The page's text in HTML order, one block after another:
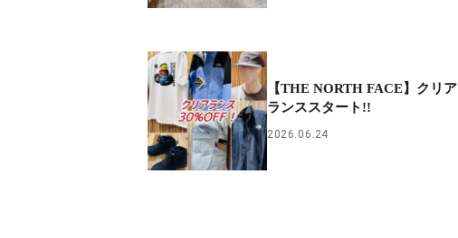
【THE NORTH FACE】クリア
ランススタート!!
2026.06.24